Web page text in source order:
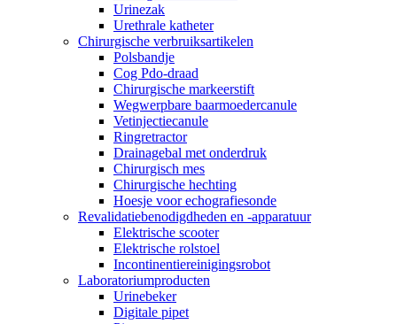
Urinezak
Urethrale katheter
Chirurgische verbruiksartikelen
Polsbandje
Cog Pdo-draad
Chirurgische markeerstift
Wegwerpbare baarmoedercanule
Vetinjectiecanule
Ringretractor
Drainagebal met onderdruk
Chirurgisch mes
Chirurgische hechting
Hoesje voor echografiesonde
Revalidatiebenodigdheden en -apparatuur
Elektrische scooter
Elektrische rolstoel
Incontinentiereinigingsrobot
Laboratoriumproducten
Urinebeker
Digitale pipet